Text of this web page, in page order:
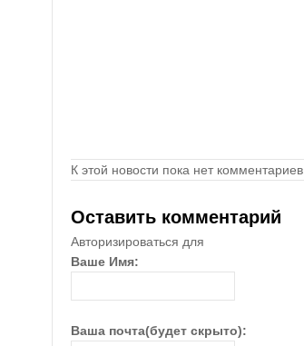
К этой новости пока нет комментариев.
Оставить комментарий
Авторизироваться для
Ваше Имя:
Ваша почта(будет скрыто):